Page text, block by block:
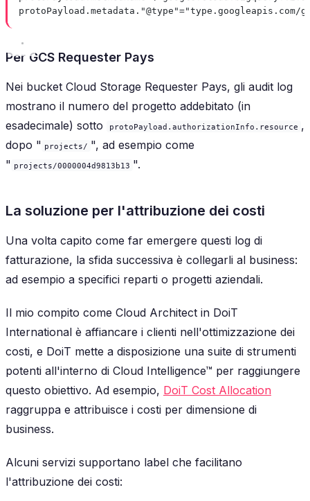
Per GCS Requester Pays
Nei bucket Cloud Storage Requester Pays, gli audit log
mostrano il numero del progetto addebitato (in
esadecimale) sotto
protoPayload.authorizationInfo.resource ,
dopo " projects/ ", ad esempio come
" projects/0000004d9813b13 ".
La soluzione per l'attribuzione dei costi
Una volta capito come far emergere questi log di
fatturazione, la sfida successiva è collegarli al business:
ad esempio a specifici reparti o progetti aziendali.
Il mio compito come Cloud Architect in DoiT
International è affiancare i clienti nell'ottimizzazione dei
costi, e DoiT mette a disposizione una suite di strumenti
potenti all'interno di Cloud Intelligence™ per raggiungere
questo obiettivo. Ad esempio, DoiT Cost Allocation
raggruppa e attribuisce i costi per dimensione di
business.
Alcuni servizi supportano label che facilitano
l'attribuzione dei costi: